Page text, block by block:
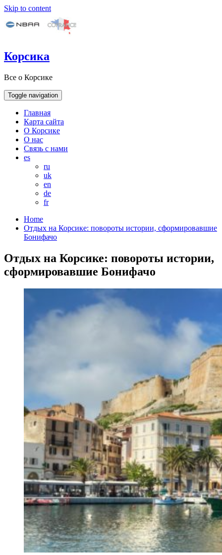
Skip to content
Корсика
Все о Корсике
Toggle navigation
Главная
Карта сайта
О Корсике
О нас
Связь с нами
es
ru
uk
en
de
fr
Home
Отдых на Корсике: повороты истории, сформировавшие
Бонифачо
Отдых на Корсике: повороты истории,
сформировавшие Бонифачо